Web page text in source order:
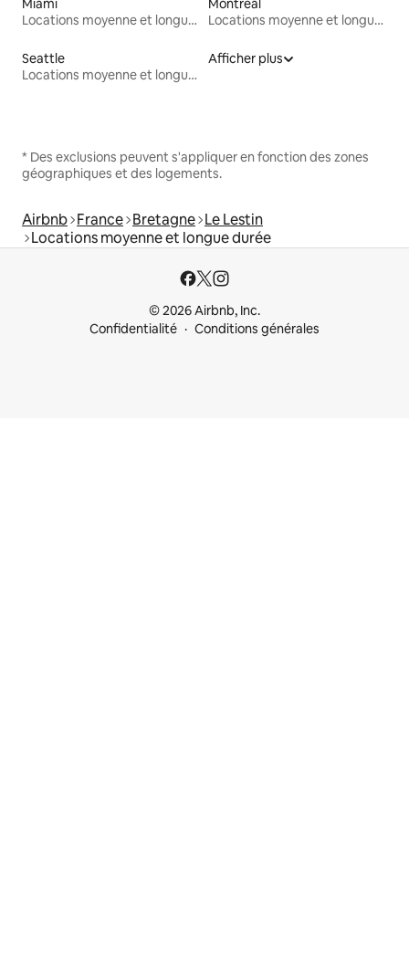
Miami
Locations moyenne et longue durée
Montréal
Locations moyenne et longue durée
Seattle
Locations moyenne et longue durée
Afficher plus
* Des exclusions peuvent s'appliquer en fonction des zones
géographiques et des logements.
Airbnb France Bretagne Le Lestin
Locations moyenne et longue durée
© 2026 Airbnb, Inc.
Confidentialité
Conditions générales